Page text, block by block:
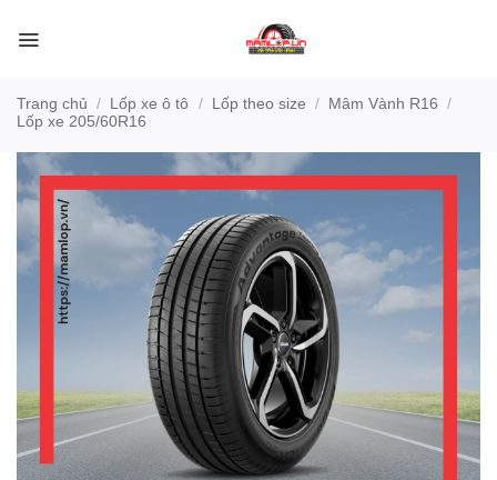
qua
Trang chủ / Lốp xe ô tô / Lốp theo size / Mâm Vành R16 /
Lốp xe 205/60R16